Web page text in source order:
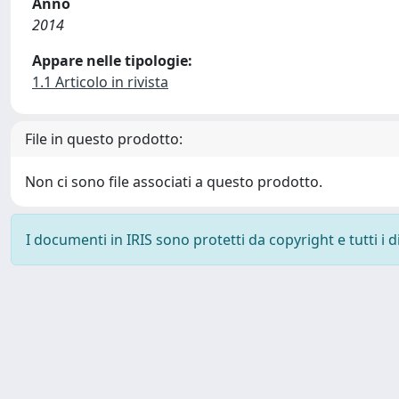
2014
Appare nelle tipologie:
1.1 Articolo in rivista
File in questo prodotto:
Non ci sono file associati a questo prodotto.
I documenti in IRIS sono protetti da copyright e tutti i